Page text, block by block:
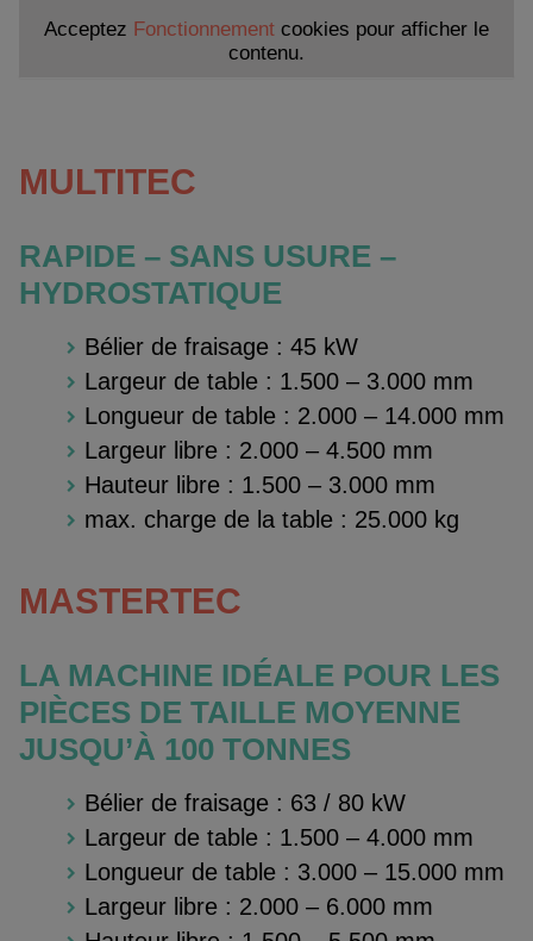
Acceptez Fonctionnement cookies pour afficher le
contenu.
MULTITEC
RAPIDE – SANS USURE –
HYDROSTATIQUE
Bélier de fraisage : 45 kW
Largeur de table : 1.500 – 3.000 mm
Longueur de table : 2.000 – 14.000 mm
Largeur libre : 2.000 – 4.500 mm
Hauteur libre : 1.500 – 3.000 mm
max. charge de la table : 25.000 kg
MASTERTEC
LA MACHINE IDÉALE POUR LES
PIÈCES DE TAILLE MOYENNE
JUSQU’À 100 TONNES
Bélier de fraisage : 63 / 80 kW
Largeur de table : 1.500 – 4.000 mm
Longueur de table : 3.000 – 15.000 mm
Largeur libre : 2.000 – 6.000 mm